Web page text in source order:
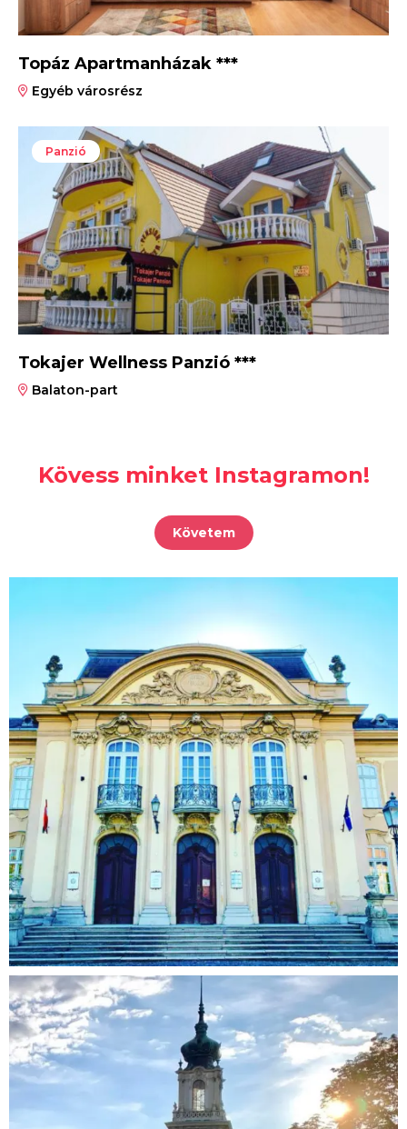
Topáz Apartmanházak ***
Egyéb városrész
Panzió
Tokajer Wellness Panzió ***
Balaton-part
Kövess minket Instagramon!
Követem